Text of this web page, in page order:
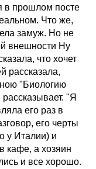
в прошлом посте
Что же,
замуж. Но не
внешности Ну
что хочет
рассказала,
"Биологию
"Я
его раз в
его черты
у Италии) и
кафе, а хозяин
и все хорошо.